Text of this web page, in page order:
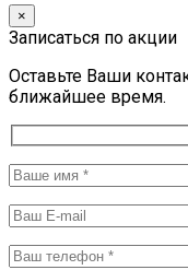
×
Записаться по акции
Оставьте Ваши
ближайшее время.